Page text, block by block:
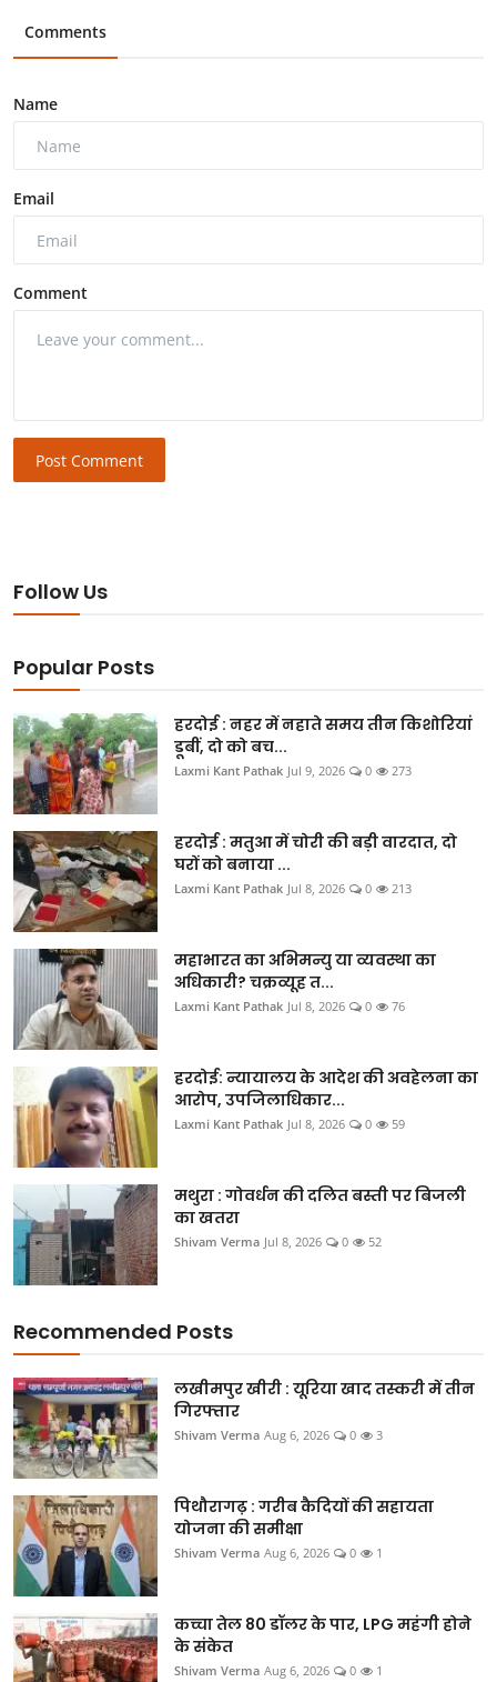
Comments
Name
Email
Comment
Post Comment
Follow Us
Popular Posts
हरदोई : नहर में नहाते समय तीन किशोरियां
डूबीं, दो को बच...
Laxmi Kant Pathak Jul 9, 2026 0 273
हरदोई : मतुआ में चोरी की बड़ी वारदात, दो
घरों को बनाया ...
Laxmi Kant Pathak Jul 8, 2026 0 213
महाभारत का अभिमन्यु या व्यवस्था का
अधिकारी? चक्रव्यूह त...
Laxmi Kant Pathak Jul 8, 2026 0 76
हरदोई: न्यायालय के आदेश की अवहेलना का
आरोप, उपजिलाधिकार...
Laxmi Kant Pathak Jul 8, 2026 0 59
मथुरा : गोवर्धन की दलित बस्ती पर बिजली
का खतरा
Shivam Verma Jul 8, 2026 0 52
Recommended Posts
लखीमपुर खीरी : यूरिया खाद तस्करी में तीन
गिरफ्तार
Shivam Verma Aug 6, 2026 0 3
पिथौरागढ़ : गरीब कैदियों की सहायता
योजना की समीक्षा
Shivam Verma Aug 6, 2026 0 1
कच्चा तेल 80 डॉलर के पार, LPG महंगी होने
के संकेत
Shivam Verma Aug 6, 2026 0 1